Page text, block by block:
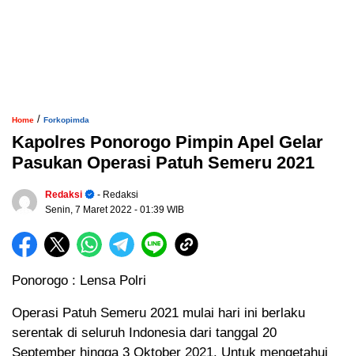
Home / Forkopimda
Kapolres Ponorogo Pimpin Apel Gelar
Pasukan Operasi Patuh Semeru 2021
Redaksi
- Redaksi
Senin, 7 Maret 2022 - 01:39 WIB
Ponorogo : Lensa Polri
Operasi Patuh Semeru 2021 mulai hari ini berlaku
serentak di seluruh Indonesia dari tanggal 20
September hingga 3 Oktober 2021. Untuk mengetahui